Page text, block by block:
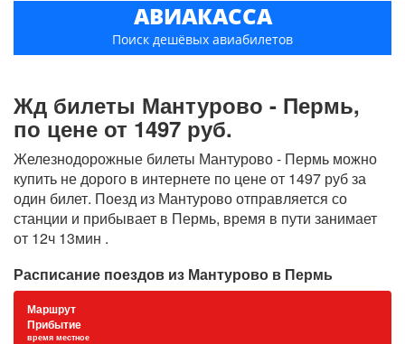
АВИАКАССА
Поиск дешёвых авиабилетов
Жд билеты Мантурово - Пермь,
по цене от 1497 руб.
Железнодорожные билеты Мантурово - Пермь можно
купить не дорого в интернете по цене от 1497 руб за
один билет. Поезд из Мантурово отправляется со
станции и прибывает в Пермь, время в пути занимает
от 12ч 13мин .
Расписание поездов из Мантурово в Пермь
Маршрут
Прибытие
время местное